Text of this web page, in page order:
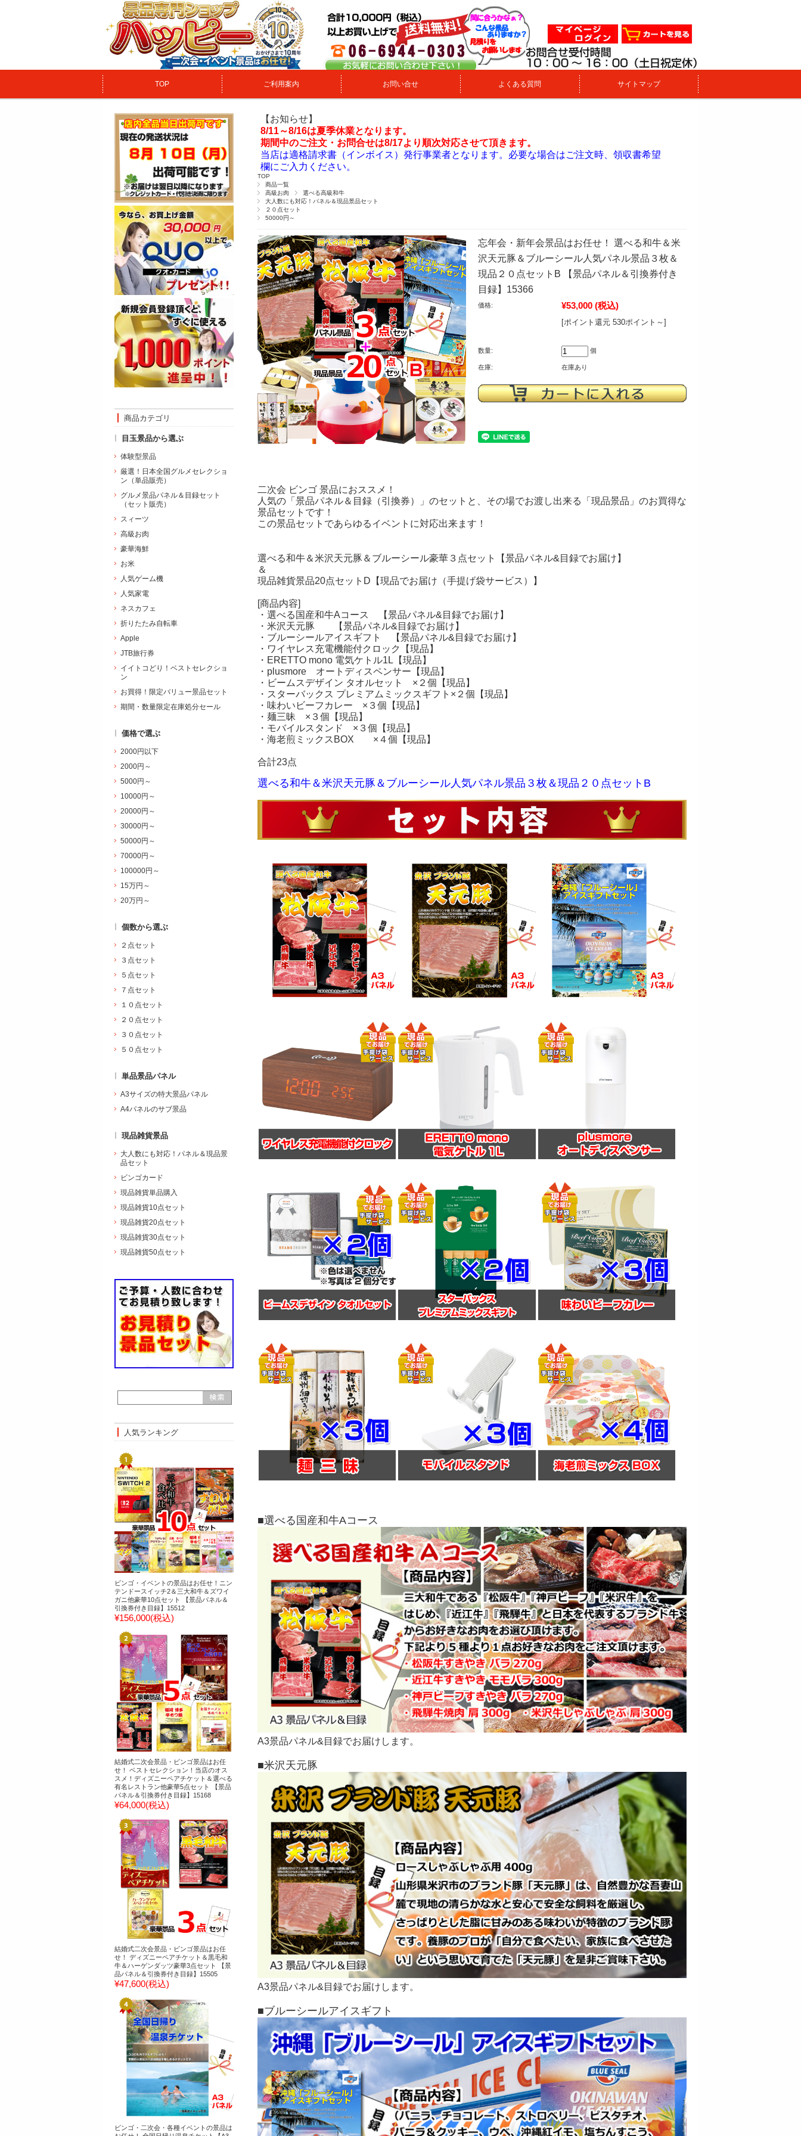
TOP ご利用案内 お問い合せ よくある質問 サイトマップ
【お知らせ】
8/11～8/16は夏季休業となります。
期間中のご注文・お問合せは8/17より順次対応させて頂きます。
当店は適格請求書（インボイス）発行事業者となります。必要な場合はご注文時、領収書希望
欄にご入力ください。
TOP
商品一覧
高級お肉
選べる高級和牛
大人数にも対応！パネル＆現品景品セット
２０点セット
50000円～
忘年会・新年会景品はお任せ！ 選べる和牛＆米
沢天元豚＆ブルーシール人気パネル景品３枚＆
現品２０点セットB 【景品パネル＆引換券付き
目録】15366
価格: ¥53,000 (税込)
[ポイント還元 530ポイント～]
数量: 個
在庫: 在庫あり
二次会 ビンゴ 景品におススメ！
人気の「景品パネル＆目録（引換券）」のセットと、その場でお渡し出来る「現品景品」のお買得な
景品セットです！
この景品セットであらゆるイベントに対応出来ます！
選べる和牛＆米沢天元豚＆ブルーシール豪華３点セット【景品パネル&目録でお届け】
＆
現品雑貨景品20点セットD【現品でお届け（手提げ袋サービス）】
[商品内容]
・選べる国産和牛Aコース 【景品パネル&目録でお届け】
・米沢天元豚 【景品パネル&目録でお届け】
・ブルーシールアイスギフト 【景品パネル&目録でお届け】
・ワイヤレス充電機能付クロック【現品】
・ERETTO mono 電気ケトル1L【現品】
・plusmore オートディスペンサー【現品】
・ビームスデザイン タオルセット ×２個【現品】
・スターバックス プレミアムミックスギフト×２個【現品】
・味わいビーフカレー ×３個【現品】
・麺三昧 ×３個【現品】
・モバイルスタンド ×３個【現品】
・海老煎ミックスBOX ×４個【現品】
合計23点
選べる和牛＆米沢天元豚＆ブルーシール人気パネル景品３枚＆現品２０点セットB
■選べる国産和牛Aコース
A3景品パネル&目録でお届けします。
■米沢天元豚
A3景品パネル&目録でお届けします。
■ブルーシールアイスギフト
商品カテゴリ
目玉景品から選ぶ
体験型景品
厳選！日本全国グルメセレクショ
ン（単品販売）
グルメ景品パネル＆目録セット
（セット販売）
スィーツ
高級お肉
豪華海鮮
お米
人気ゲーム機
人気家電
ネスカフェ
折りたたみ自転車
Apple
JTB旅行券
イイトコどり！ベストセレクショ
ン
お買得！限定バリュー景品セット
期間・数量限定在庫処分セール
価格で選ぶ
2000円以下
2000円～
5000円～
10000円～
20000円～
30000円～
50000円～
70000円～
100000円～
15万円～
20万円～
個数から選ぶ
２点セット
３点セット
５点セット
７点セット
１０点セット
２０点セット
３０点セット
５０点セット
単品景品パネル
A3サイズの特大景品パネル
A4パネルのサブ景品
現品雑貨景品
大人数にも対応！パネル＆現品景
品セット
ビンゴカード
現品雑貨単品購入
現品雑貨10点セット
現品雑貨20点セット
現品雑貨30点セット
現品雑貨50点セット
人気ランキング
ビンゴ・イベントの景品はお任せ！ニン
テンドースイッチ2＆三大和牛＆ズワイ
ガニ他豪華10点セット 【景品パネル＆
引換券付き目録】15512
¥156,000(税込)
結婚式二次会景品・ビンゴ景品はお任
せ！ ベストセレクション！当店のオス
スメ！ディズニーペアチケット＆選べる
有名レストラン他豪華5点セット 【景品
パネル＆引換券付き目録】15168
¥64,000(税込)
結婚式二次会景品・ビンゴ景品はお任
せ！ ディズニーペアチケット＆黒毛和
牛＆ハーゲンダッツ豪華3点セット 【景
品パネル＆引換券付き目録】15505
¥47,600(税込)
ビンゴ・二次会・各種イベントの景品は